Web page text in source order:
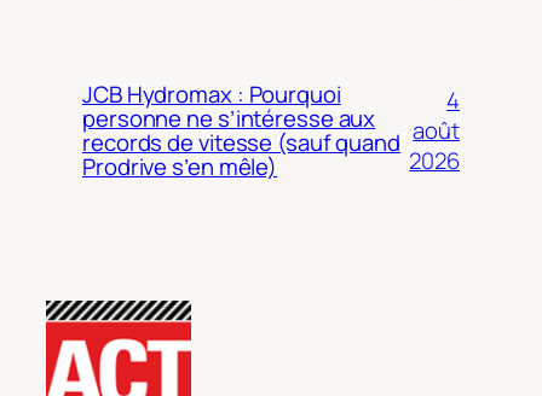
JCB Hydromax : Pourquoi
personne ne s’intéresse aux
records de vitesse (sauf quand
Prodrive s’en mêle)
4
août
2026